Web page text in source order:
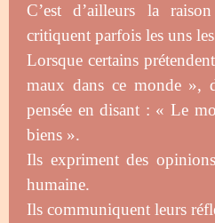
C’est d’ailleurs la
critiquent parfois les uns
Lorsque certains
maux dans ce monde »,
pensée en disant : « Le
biens ».
Ils expriment des
humaine.
Ils communiquent leurs